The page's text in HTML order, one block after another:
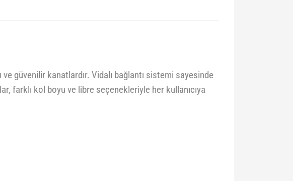
güvenilir kanatlardır. Vidalı bağlantı sistemi sayesinde
farklı kol boyu ve libre seçenekleriyle her kullanıcıya